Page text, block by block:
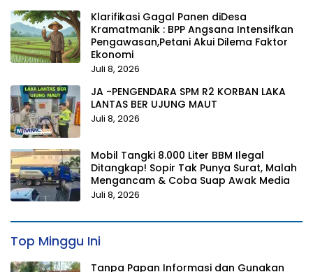
Klarifikasi Gagal Panen diDesa
Kramatmanik : BPP Angsana Intensifkan
Pengawasan,Petani Akui Dilema Faktor
Ekonomi
Juli 8, 2026
JA -PENGENDARA SPM R2 KORBAN LAKA
LANTAS BER UJUNG MAUT
Juli 8, 2026
Mobil Tangki 8.000 Liter BBM Ilegal
Ditangkap! Sopir Tak Punya Surat, Malah
Mengancam & Coba Suap Awak Media
Juli 8, 2026
Top Minggu Ini
Tanpa Papan Informasi dan Gunakan